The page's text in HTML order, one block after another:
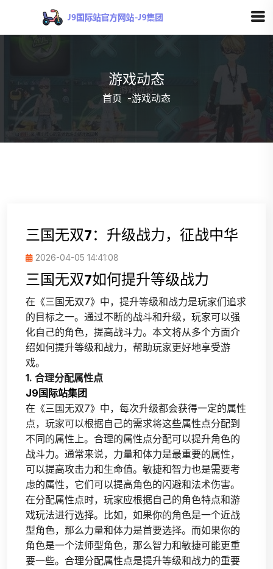
游戏动态
首页 -游戏动态
三国无双7：升级战力，征战中华
2026-04-05 14:41:08
三国无双7如何提升等级战力
在《三国无双7》中，提升等级和战力是玩家们追求
的目标之一。通过不断的战斗和升级，玩家可以强
化自己的角色，提高战斗力。本文将从多个方面介
绍如何提升等级和战力，帮助玩家更好地享受游
戏。
1. 合理分配属性点
J9国际站集团
在《三国无双7》中，每次升级都会获得一定的属性
点，玩家可以根据自己的需求将这些属性点分配到
不同的属性上。合理的属性点分配可以提升角色的
战斗力。通常来说，力量和体力是最重要的属性，
可以提高攻击力和生命值。敏捷和智力也是需要考
虑的属性，它们可以提高角色的闪避和法术伤害。
在分配属性点时，玩家应根据自己的角色特点和游
戏玩法进行选择。比如，如果你的角色是一个近战
型角色，那么力量和体力是首要选择。而如果你的
角色是一个法师型角色，那么智力和敏捷可能更重
要一些。合理分配属性点是提升等级和战力的重要